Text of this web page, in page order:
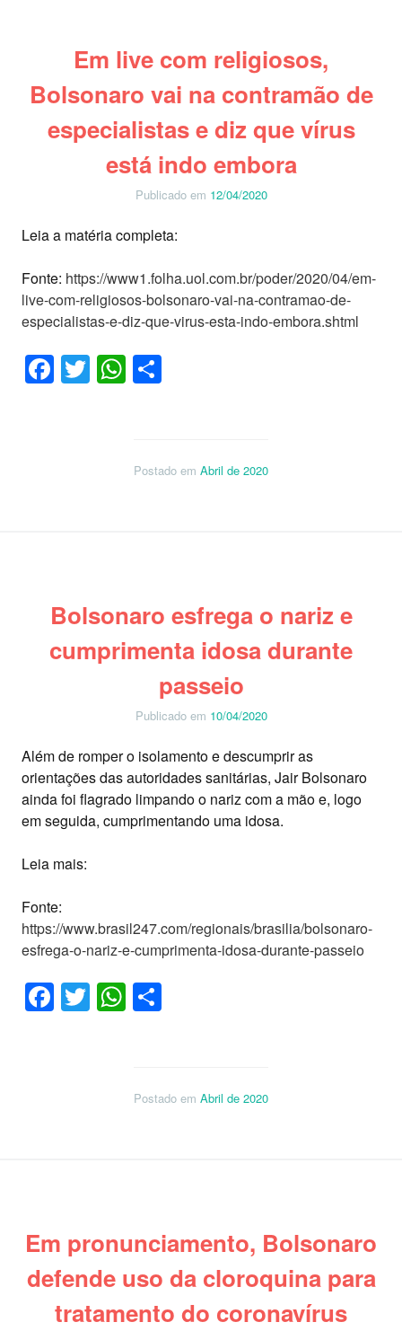
Em live com religiosos,
Bolsonaro vai na contramão de
especialistas e diz que vírus
está indo embora
Publicado em 12/04/2020
Leia a matéria completa:
Fonte: https://www1.folha.uol.com.br/poder/2020/04/em-
live-com-religiosos-bolsonaro-vai-na-contramao-de-
especialistas-e-diz-que-virus-esta-indo-embora.shtml
Facebook
TwitterWhatsApp
Postado em Abril de 2020
Bolsonaro esfrega o nariz e
cumprimenta idosa durante
passeio
Publicado em 10/04/2020
Além de romper o isolamento e descumprir as
orientações das autoridades sanitárias, Jair Bolsonaro
ainda foi flagrado limpando o nariz com a mão e, logo
em seguida, cumprimentando uma idosa.
Leia mais:
Fonte:
https://www.brasil247.com/regionais/brasilia/bolsonaro-
esfrega-o-nariz-e-cumprimenta-idosa-durante-passeio
Facebook
TwitterWhatsApp
Postado em Abril de 2020
Em pronunciamento, Bolsonaro
defende uso da cloroquina para
tratamento do coronavírus